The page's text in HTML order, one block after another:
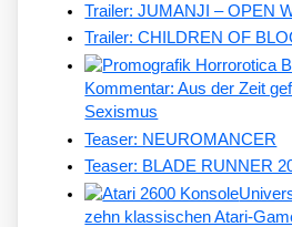
Trailer: JUMANJI – OPEN
Trailer: CHILDREN OF
Kommentar: Aus der Zeit
Sexismus
Teaser: NEUROMANCER
Teaser: BLADE RUNNER
zehn klassischen Atari-